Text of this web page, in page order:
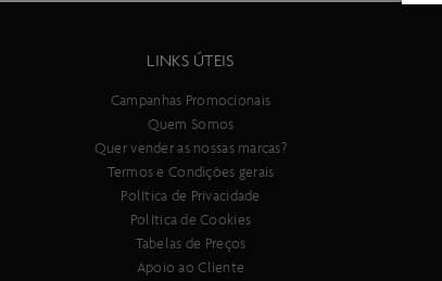
LINKS ÚTEIS
Campanhas Promocionais
Quem Somos
Quer vender as nossas marcas?
Termos e Condições gerais
Política de Privacidade
Política de Cookies
Tabelas de Preços
Apoio ao Cliente